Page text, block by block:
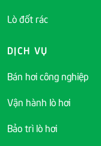
Lò đốt rác
DỊCH VỤ
Bán hơi công nghiệp
Vận hành lò hơi
Bảo trì lò hơi